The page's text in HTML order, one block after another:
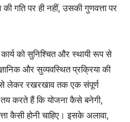
गति पर ही नहीं, उसकी गुणवत्ता पर
को सुनिश्चित और स्थायी रूप से
और सुव्यवस्थित प्रक्रिया की
से लेकर रखरखाव तक एक संपूर्ण
करते हैं कि योजना कैसे बनेगी,
कैसी होनी चाहिए। इसके अलावा,